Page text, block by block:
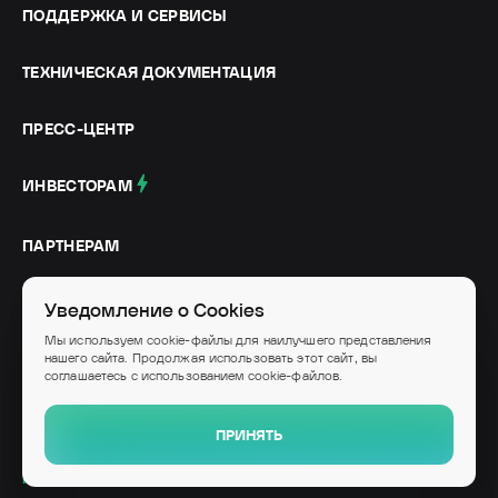
ПОДДЕРЖКА И СЕРВИСЫ
ТЕХНИЧЕСКАЯ ДОКУМЕНТАЦИЯ
ПРЕСС-ЦЕНТР
ИНВЕСТОРАМ
ПАРТНЕРАМ
СОЦИАЛЬНЫЕ СЕТИ
© IVA Technologies, 2026
Высокотехнологичное ИТ-оборудование и программное обеспечение российского
КАРТА САЙТА
ПОЛИТИКИ И ЮРИДИЧЕСКИЕ ДОКУМЕНТЫ
Уведомление о Cookies
Мы используем cookie-файлы для наилучшего представления
нашего сайта. Продолжая использовать этот сайт, вы
соглашаетесь с использованием cookie-файлов.
ПРИНЯТЬ